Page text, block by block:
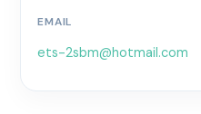
EMAIL
ets-2sbm@hotmail.com